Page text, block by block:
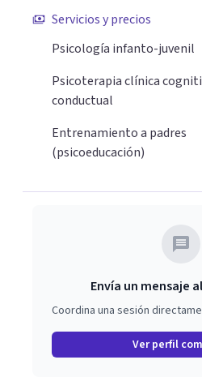
timidez, la rebeldía o
educar sin perder la paciencia ni el
para dar el primer paso hacia
más armoniosa, agenda tu
Servicios y precios
Psicología infanto-juvenil
Psicoterapia clínica
conductual
Entrenamiento a padres
(psicoeducación)
Envía un mensaje
Coordina una sesión
Ver perfil